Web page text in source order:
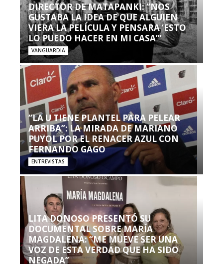
DIRECTOR DE MATAPANKI: “NOS
GUSTABA LA IDEA DE QUE ALGUIEN
VIERA LA PELÍCULA Y PENSARA ‘ESTO
LO PUEDO HACER EN MI CASA’”
VANGUARDIA
“LA U TIENE PLANTEL PARA PELEAR
ARRIBA”: LA MIRADA DE MARIANO
PUYOL POR EL RENACER AZUL CON
FERNANDO GAGO
ENTREVISTAS
LITA DONOSO PRESENTÓ SU
DOCUMENTAL SOBRE MARÍA
MAGDALENA: “ME MUEVE SER UNA
VOZ DE ESTA VERDAD QUE HA SIDO
NEGADA”